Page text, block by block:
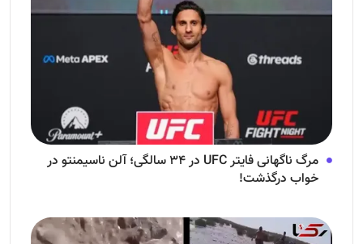
مرگ ناگهانی فایتر UFC در ۳۴ سالگی؛ آلن ناسیمنتو در
خواب درگذشت!